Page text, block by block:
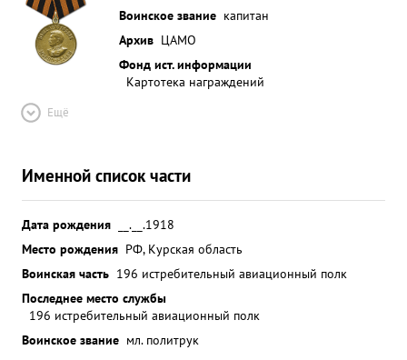
Воинское звание капитан
Архив ЦАМО
Фонд ист. информации
Картотека награждений
Ещё
Именной список части
Дата рождения
__.__.1918
Место рождения РФ, Курская область
Воинская часть 196 истребительный авиационный полк
Последнее место службы
196 истребительный авиационный полк
Воинское звание мл. политрук